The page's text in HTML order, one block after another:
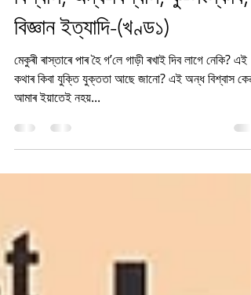
Sahitya Chorcha
Jul 7, 2021
1 min read
বিশ্বাস, অন্ধ-বিশ্বাস, কু-সংস্কাৰ,
বিজ্ঞান ইত্যাদি-(খণ্ড১)
মেকুৰী ৰাস্তাৰে পাৰ হৈ গ’লে গাড়ী ৰখাই দিব লাগে নেকি? এই
কথাৰ কিবা যুক্তি যুক্ততা আছে জানো? এই অন্ধ বিশ্বাস কেৱল